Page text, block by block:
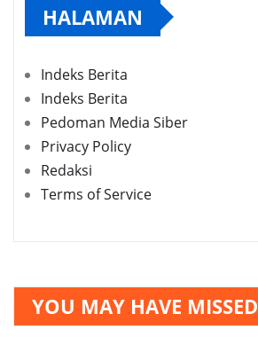
HALAMAN
Indeks Berita
Indeks Berita
Pedoman Media Siber
Privacy Policy
Redaksi
Terms of Service
YOU MAY HAVE MISSED